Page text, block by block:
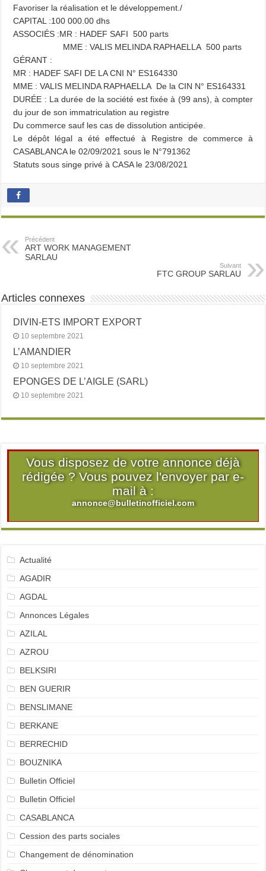
Favoriser la réalisation et le développement./
CAPITAL :100 000.00 dhs
ASSOCIÉS :MR : HADEF SAFI 500 parts
MME : VALIS MELINDA RAPHAELLA 500 parts
GÉRANT :
MR : HADEF SAFI DE LA CNI N° ES164330
MME : VALIS MELINDA RAPHAELLA De la CIN N° ES164331
DURÉE : La durée de la société est fixée à (99 ans), à compter
du jour de son immatriculation au registre
Du commerce sauf les cas de dissolution anticipée.
Le dépôt légal a été effectué à Registre de commerce à
CASABLANCA le 02/09/2021 sous le N°791362
Statuts sous singe privé à CASA le 23/08/2021
Précédent
ART WORK MANAGEMENT
SARLAU
Suivant
FTC GROUP SARLAU
Articles connexes
DIVIN-ETS IMPORT EXPORT
10 septembre 2021
L’AMANDIER
10 septembre 2021
EPONGES DE L’AIGLE (SARL)
10 septembre 2021
Vous disposez de votre annonce déjà
rédigée ? Vous pouvez l'envoyer par e-
mail à :
annonce@bulletinofficiel.com
Actualité
AGADIR
AGDAL
Annonces Légales
AZILAL
AZROU
BELKSIRI
BEN GUERIR
BENSLIMANE
BERKANE
BERRECHID
BOUZNIKA
Bulletin Officiel
Bulletin Officiel
CASABLANCA
Cession des parts sociales
Changement de dénomination